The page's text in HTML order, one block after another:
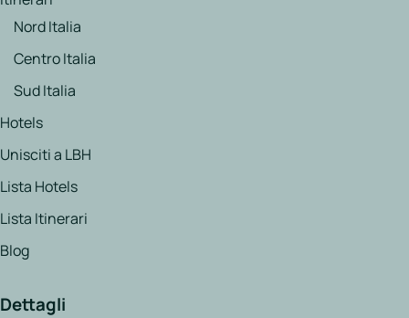
Nord Italia
Centro Italia
Sud Italia
Hotels
Unisciti a LBH
Lista Hotels
Lista Itinerari
Blog
Dettagli